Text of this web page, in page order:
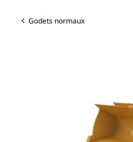
Godets normaux